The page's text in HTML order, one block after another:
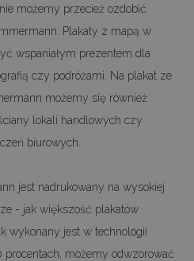
możemy przecież ozdobić
Plakaty z mapą w
wspaniałym prezentem dla
czy podróżami. Na plakat ze
możemy się również
lokali handlowych czy
biurowych.
jest nadrukowany na wysokiej
- jak większość plakatów
wykonany jest w technologii
możemy odwzorować